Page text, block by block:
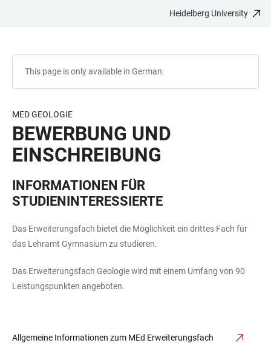
Heidelberg University
This page is only available in German.
MED GEOLOGIE
BEWERBUNG UND
EINSCHREIBUNG
INFORMATIONEN FÜR
STUDIENINTERESSIERTE
Das Erweiterungsfach bietet die Möglichkeit ein drittes Fach für
das Lehramt Gymnasium zu studieren.
Das Erweiterungsfach Geologie wird mit einem Umfang von 90
Leistungspunkten angeboten.
Allgemeine Informationen zum MEd Erweiterungsfach